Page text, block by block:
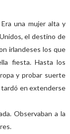
una mujer alta y
el destino de
irlandeses los que
fiesta. Hasta los
y probar suerte
tardó en extenderse
Observaban a la